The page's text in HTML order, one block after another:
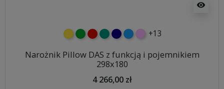
visibility
żółtyzielonyczerwony
turkusowy
granatowy
niebieski
różowy
+13
Narożnik Pillow DAS z funkcją i pojemnikiem
298x180
4 266,00 zł